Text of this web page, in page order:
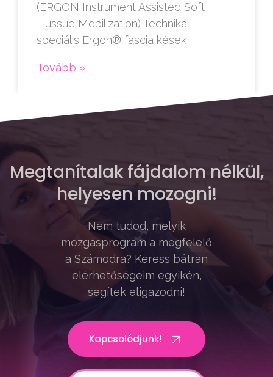
(ERGON Instrument Assisted Soft
Tiussue Mobilization) Technika –
speciális Ergon® fascia kések
Tovább »
Megtanítalak fájdalom nélkül,
helyesen mozogni!
Nem tudod, melyik
mozgásprogram a megfelelő
a Számodra? Keress bátran
elérhetőségeim egyikén,
segítek eligazodni!
Kapcsolódjunk!